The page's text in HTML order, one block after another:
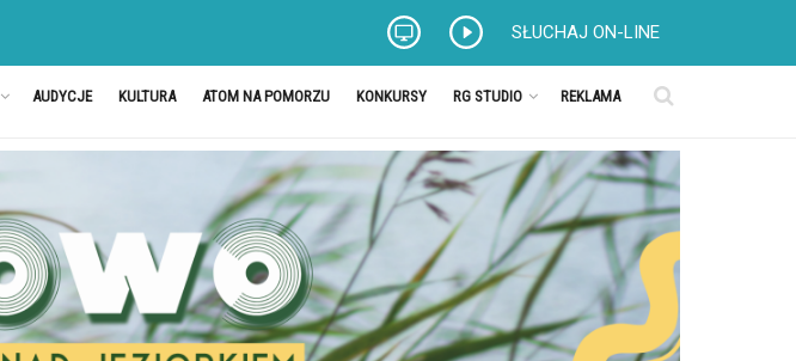
SŁUCHAJ ON-LINE
AUDYCJE KULTURA ATOM NA POMORZU KONKURSY RG STUDIO REKLAMA